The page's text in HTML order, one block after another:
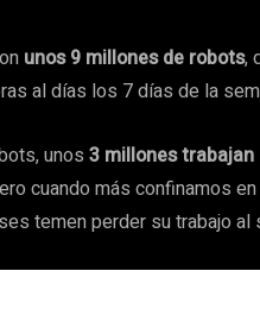
unos 9 millones de robots,
al días los 7 días de la
unos 3 millones
cuando más confinamos
temen perder su trabajo